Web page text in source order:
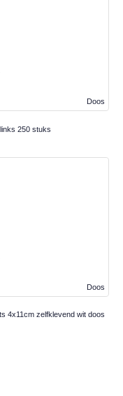
Doos
250 stuks
Doos
4x11cm zelfklevend wit doos